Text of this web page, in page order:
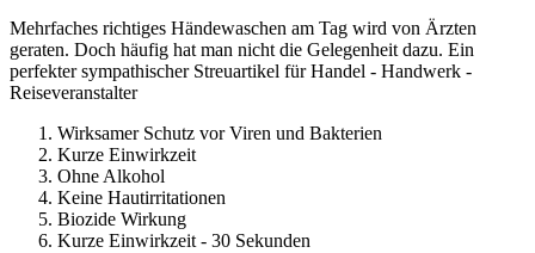
Mehrfaches richtiges Händewaschen am Tag wird von Ärzten
geraten. Doch häufig hat man nicht die Gelegenheit dazu. Ein
perfekter sympathischer Streuartikel für Handel - Handwerk -
Reiseveranstalter
Wirksamer Schutz vor Viren und Bakterien
Kurze Einwirkzeit
Ohne Alkohol
Keine Hautirritationen
Biozide Wirkung
Kurze Einwirkzeit - 30 Sekunden